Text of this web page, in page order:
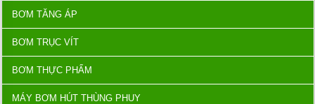
BƠM TĂNG ÁP
BƠM TRỤC VÍT
BƠM THỰC PHẨM
MÁY BƠM HÚT THÙNG PHUY